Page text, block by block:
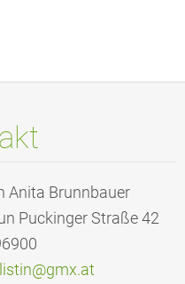
Anita Brunnbauer
Puckinger Straße 42
listin@gmx.at